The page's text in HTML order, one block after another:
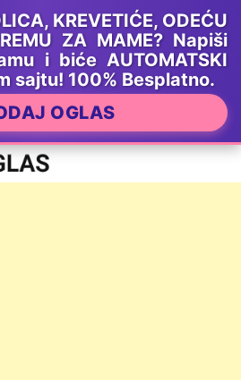
KREVETIĆE, ODEĆU
ZA MAME? Napiši
i biće AUTOMATSKI
sajtu! 100% Besplatno.
OGLAS